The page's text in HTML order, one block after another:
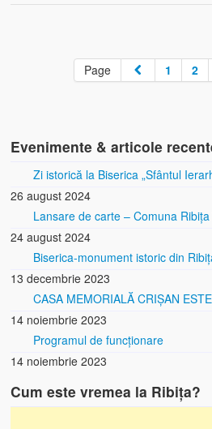
Page 1 2
Evenimente & articole
Zi istorică la Biserica „Sfântul
26 august 2024
Lansare de carte – Comuna
24 august 2024
Biserica-monument istoric din
13 decembrie 2023
CASA MEMORIALĂ CRIȘAN
14 noiembrie 2023
Programul de funcționare
14 noiembrie 2023
Cum este vremea la Ribița?